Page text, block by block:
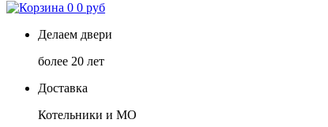
0 0 руб
Делаем двери
более 20 лет
Доставка
Котельники и МО